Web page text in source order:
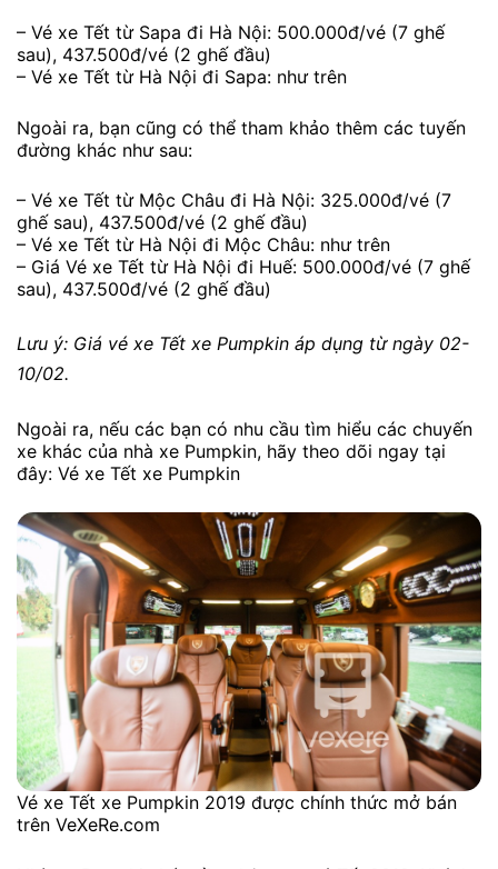
– Vé xe Tết từ Sapa đi Hà Nội: 500.000đ/vé (7 ghế
sau), 437.500đ/vé (2 ghế đầu)
– Vé xe Tết từ Hà Nội đi Sapa: như trên
Ngoài ra, bạn cũng có thể tham khảo thêm các tuyến
đường khác như sau:
– Vé xe Tết từ Mộc Châu đi Hà Nội: 325.000đ/vé (7
ghế sau), 437.500đ/vé (2 ghế đầu)
– Vé xe Tết từ Hà Nội đi Mộc Châu: như trên
– Giá Vé xe Tết từ Hà Nội đi Huế: 500.000đ/vé (7 ghế
sau), 437.500đ/vé (2 ghế đầu)
Lưu ý: Giá vé xe Tết xe Pumpkin áp dụng từ ngày 02-
10/02.
Ngoài ra, nếu các bạn có nhu cầu tìm hiểu các chuyến
xe khác của nhà xe Pumpkin, hãy theo dõi ngay tại
đây: Vé xe Tết xe Pumpkin
Vé xe Tết xe Pumpkin 2019 được chính thức mở bán
trên VeXeRe.com